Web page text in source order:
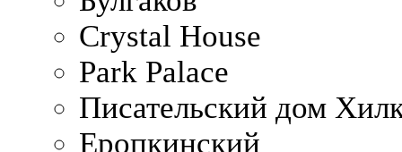
Crystal House
Park Palace
Писательский дом
Еропкинский